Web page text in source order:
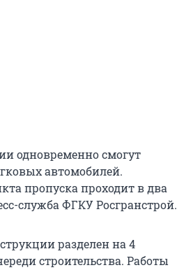
одновременно смогут
автомобилей.
пропуска проходит в два
служба ФГКУ Росгранстрой.
разделен на 4
строительства. Работы